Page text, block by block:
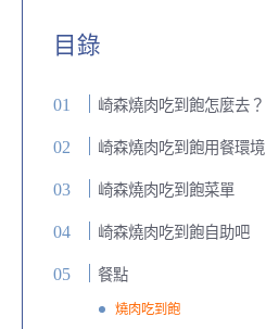
目錄
崎森燒肉吃到飽怎麼去？
崎森燒肉吃到飽用餐環境
崎森燒肉吃到飽菜單
崎森燒肉吃到飽自助吧
餐點
燒肉吃到飽